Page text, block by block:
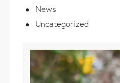
News
Uncategorized